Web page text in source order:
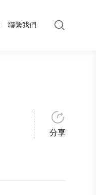
聯繫我們
分享